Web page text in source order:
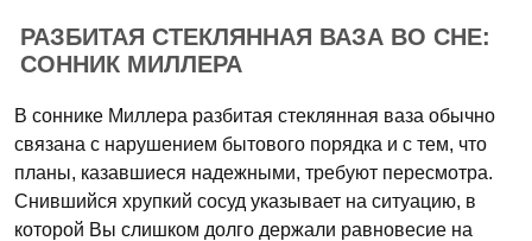
РАЗБИТАЯ СТЕКЛЯННАЯ ВАЗА ВО СНЕ:
СОННИК МИЛЛЕРА
В соннике Миллера разбитая стеклянная ваза обычно
связана с нарушением бытового порядка и с тем, что
планы, казавшиеся надежными, требуют пересмотра.
Снившийся хрупкий сосуд указывает на ситуацию, в
которой Вы слишком долго держали равновесие на